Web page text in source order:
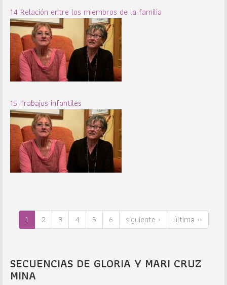
14 Relación entre los miembros de la familia
15 Trabajos infantiles
1 2 3 4 5 6 siguiente › última ››
SECUENCIAS DE GLORIA Y MARI CRUZ
MINA